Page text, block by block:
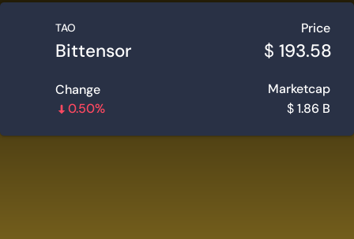
TAO
Bittensor
Price
$ 193.58
Change
0.50%
Marketcap
$1.86 B